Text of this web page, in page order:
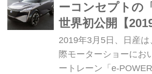
ーコンセプトの
世界初公開【
ブショー】
2019年3月5日、日産は
際モーターショーにお
ートレーン「e-